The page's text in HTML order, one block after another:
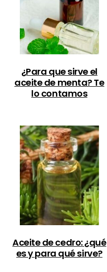
¿Para que sirve el
aceite de menta? Te
lo contamos
Aceite de cedro: ¿qué
es y para qué sirve?